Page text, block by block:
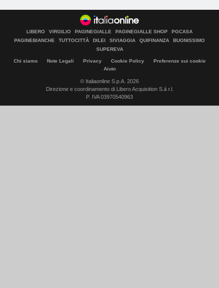
LIBERO VIRGILIO PAGINEGIALLE PAGINEGIALLE SHOP
PGCASA
PAGINEBIANCHE
TUTTOCITTÀ DILEI SIVIAGGIA QUIFINANZA
BUONISSIMO
SUPEREVA
Chi siamo Note Legali Privacy Cookie Policy
Preferenze sui cookie
Aiuto
© Italiaonline S.p.A. 2026
Direzione e coordinamento di Libero Acquisition S.á r.l.
P. IVA 03970540963